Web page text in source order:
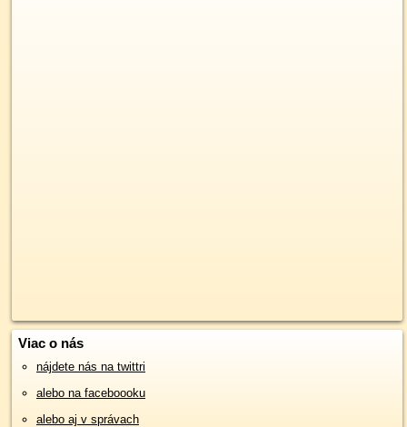
Viac o nás
nájdete nás na twittri
alebo na faceboooku
alebo aj v správach